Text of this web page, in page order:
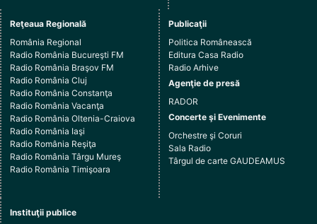
Reţeaua Regională
România Regional
Radio România Bucureşti FM
Radio România Braşov FM
Radio România Cluj
Radio România Constanţa
Radio România Vacanţa
Radio România Oltenia-Craiova
Radio România Iaşi
Radio România Reşiţa
Radio România Târgu Mureş
Radio România Timişoara
Publicaţii
Politica Românească
Editura Casa Radio
Radio Arhive
Agenţie de presă
RADOR
Concerte şi Evenimente
Orchestre şi Coruri
Sala Radio
Târgul de carte GAUDEAMUS
Instituţii publice